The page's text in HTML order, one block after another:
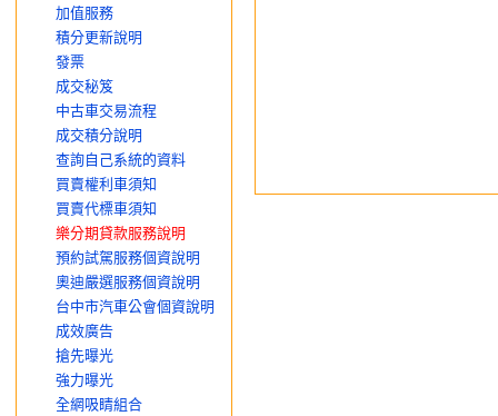
加值服務
積分更新說明
發票
成交秘笈
中古車交易流程
成交積分說明
查詢自己系統的資料
買賣權利車須知
買賣代標車須知
樂分期貸款服務說明
預約試駕服務個資說明
奧迪嚴選服務個資說明
台中市汽車公會個資說明
成效廣告
搶先曝光
強力曝光
全網吸睛組合